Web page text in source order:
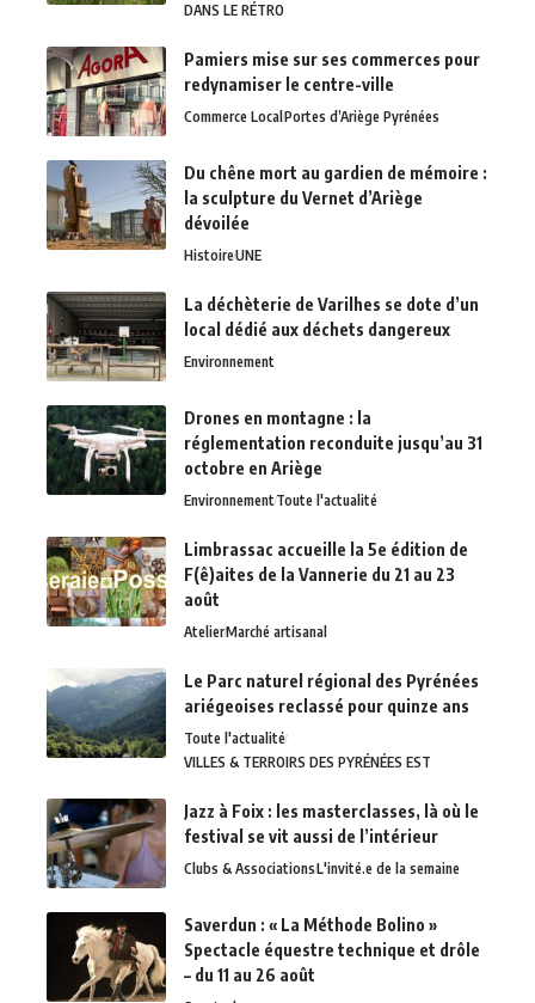
DANS LE RÉTRO
Pamiers mise sur ses commerces pour
redynamiser le centre-ville
Commerce LocalPortes d’Ariège Pyrénées
Du chêne mort au gardien de mémoire :
la sculpture du Vernet d’Ariège
dévoilée
HistoireUNE
La déchèterie de Varilhes se dote d’un
local dédié aux déchets dangereux
Environnement
Drones en montagne : la
réglementation reconduite jusqu’au 31
octobre en Ariège
EnvironnementToute l'actualité
Limbrassac accueille la 5e édition de
F(ê)aites de la Vannerie du 21 au 23
août
AtelierMarché artisanal
Le Parc naturel régional des Pyrénées
ariégeoises reclassé pour quinze ans
Toute l'actualité
VILLES & TERROIRS DES PYRÉNÉES EST
Jazz à Foix : les masterclasses, là où le
festival se vit aussi de l’intérieur
Clubs & AssociationsL'invité.e de la semaine
Saverdun : « La Méthode Bolino »
Spectacle équestre technique et drôle
– du 11 au 26 août